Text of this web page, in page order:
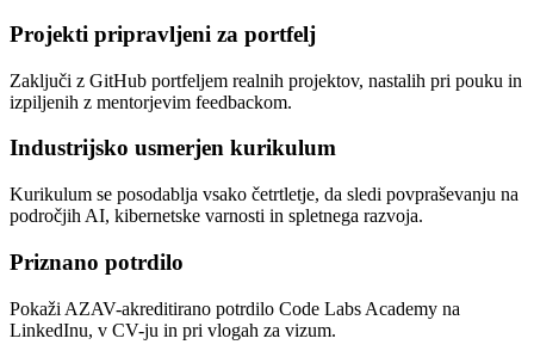
Projekti pripravljeni za portfelj
Zaključi z GitHub portfeljem realnih projektov, nastalih pri pouku in
izpiljenih z mentorjevim feedbackom.
Industrijsko usmerjen kurikulum
Kurikulum se posodablja vsako četrtletje, da sledi povpraševanju na
področjih AI, kibernetske varnosti in spletnega razvoja.
Priznano potrdilo
Pokaži AZAV-akreditirano potrdilo Code Labs Academy na
LinkedInu, v CV-ju in pri vlogah za vizum.